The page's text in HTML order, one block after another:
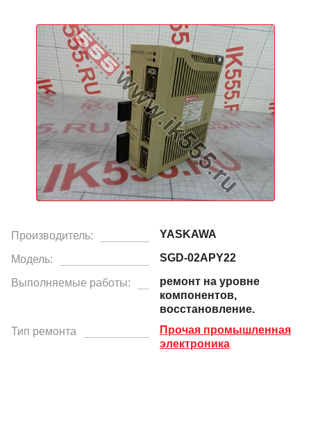
Производитель: YASKAWA
Модель: SGD-02APY22
Выполняемые работы:
ремонт на уровне
компонентов,
восстановление.
Тип ремонта
Прочая промышленная
электроника